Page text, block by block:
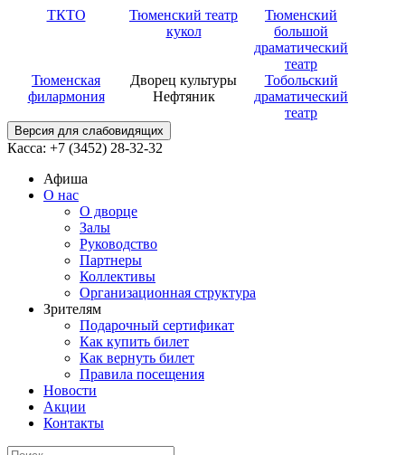
ТКТО
Тюменский театр
кукол
Тюменский
большой
драматический
театр
Тюменская
филармония
Дворец культуры
Нефтяник
Тобольский
драматический
театр
Версия для слабовидящих
Касса: +7 (3452) 28-32-32
Афиша
О нас
О дворце
Залы
Руководство
Партнеры
Коллективы
Организационная структура
Зрителям
Подарочный сертификат
Как купить билет
Как вернуть билет
Правила посещения
Новости
Акции
Контакты